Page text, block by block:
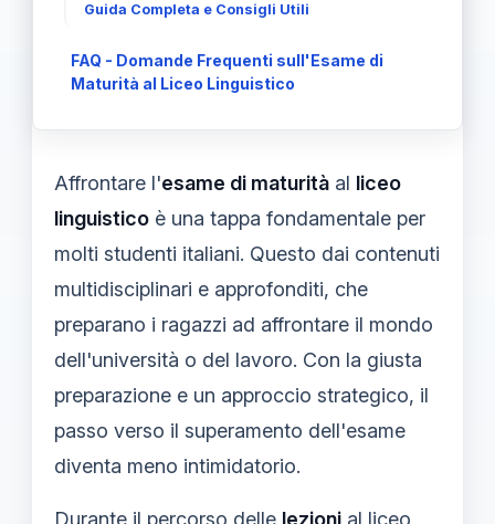
Guida Completa e Consigli Utili
FAQ - Domande Frequenti sull'Esame di
Maturità al Liceo Linguistico
Affrontare l'esame di maturità al liceo
linguistico è una tappa fondamentale per
molti studenti italiani. Questo dai contenuti
multidisciplinari e approfonditi, che
preparano i ragazzi ad affrontare il mondo
dell'università o del lavoro. Con la giusta
preparazione e un approccio strategico, il
passo verso il superamento dell'esame
diventa meno intimidatorio.
Durante il percorso delle lezioni al liceo